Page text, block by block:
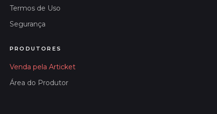
Termos de Uso
Segurança
PRODUTORES
Venda pela Articket
Área do Produtor